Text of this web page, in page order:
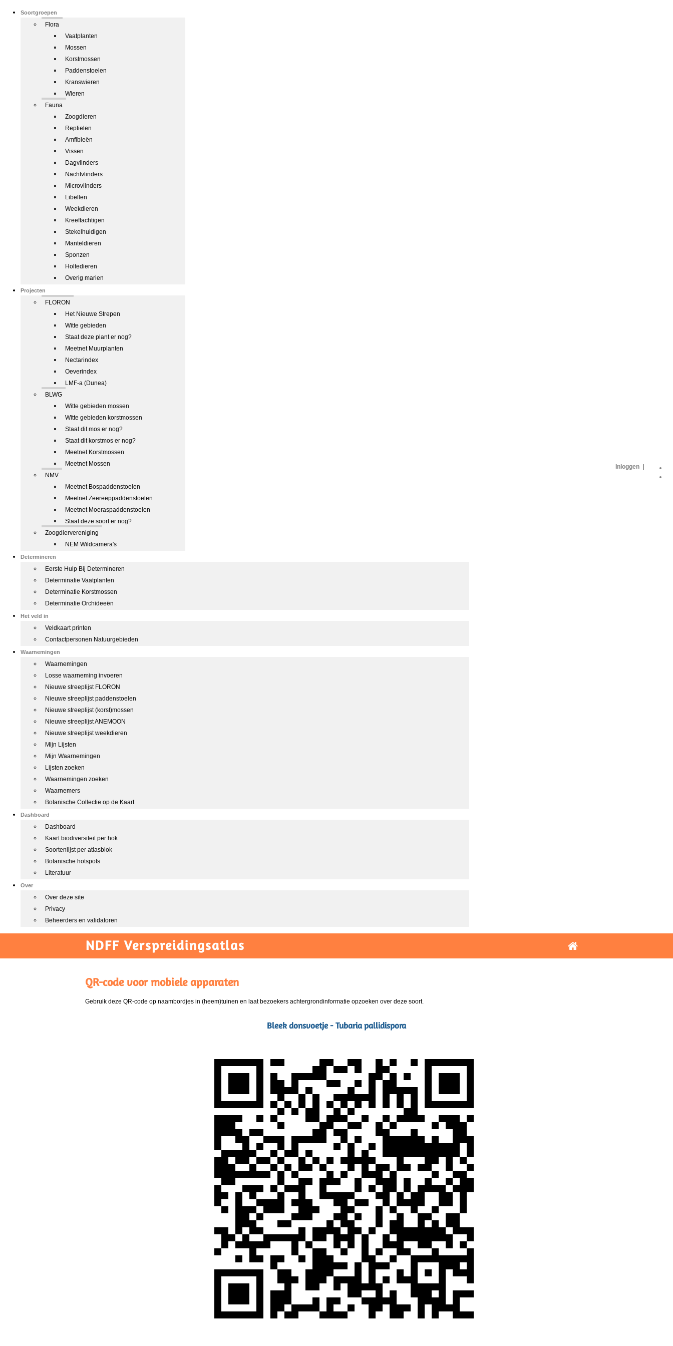
Soortgroepen
Flora
Vaatplanten
Mossen
Korstmossen
Paddenstoelen
Kranswieren
Wieren
Fauna
Zoogdieren
Reptielen
Amfibieën
Vissen
Dagvlinders
Nachtvlinders
Microvlinders
Libellen
Weekdieren
Kreeftachtigen
Stekelhuidigen
Manteldieren
Sponzen
Holtedieren
Overig marien
Projecten
FLORON
Het Nieuwe Strepen
Witte gebieden
Staat deze plant er nog?
Meetnet Muurplanten
Nectarindex
Oeverindex
LMF-a (Dunea)
BLWG
Witte gebieden mossen
Witte gebieden korstmossen
Staat dit mos er nog?
Staat dit korstmos er nog?
Meetnet Korstmossen
Meetnet Mossen
NMV
Meetnet Bospaddenstoelen
Meetnet Zeereeppaddenstoelen
Meetnet Moeraspaddenstoelen
Staat deze soort er nog?
Zoogdiervereniging
NEM Wildcamera's
Determineren
Eerste Hulp Bij Determineren
Determinatie Vaatplanten
Determinatie Korstmossen
Determinatie Orchideeën
Het veld in
Veldkaart printen
Contactpersonen Natuurgebieden
Waarnemingen
Waarnemingen
Losse waarneming invoeren
Nieuwe streeplijst FLORON
Nieuwe streeplijst paddenstoelen
Nieuwe streeplijst (korst)mossen
Nieuwe streeplijst ANEMOON
Nieuwe streeplijst weekdieren
Mijn Lijsten
Mijn Waarnemingen
Lijsten zoeken
Waarnemingen zoeken
Waarnemers
Botanische Collectie op de Kaart
Dashboard
Dashboard
Kaart biodiversiteit per hok
Soortenlijst per atlasblok
Botanische hotspots
Literatuur
Over
Over deze site
Privacy
Beheerders en validatoren
Inloggen
NDFF Verspreidingsatlas
QR-code voor mobiele apparaten
Gebruik deze QR-code op naambordjes in (heem)tuinen en laat bezoekers achtergrondinformatie opzoeken over deze soort.
Bleek donsvoetje - Tubaria pallidispora